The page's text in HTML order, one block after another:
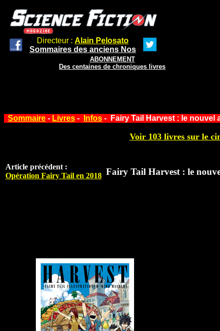
Directeur : Alain Pelosato
Sommaires des anciens Nos
ABONNEMENT
Des centaines de chroniques livres
Sommaire - Livres - Infos - Fairy Tail Harvest : le nouvel
Voir 103 livres sur le
Article précédent :
Opération Fairy Tail en 2018 Fairy Tail Harvest : le